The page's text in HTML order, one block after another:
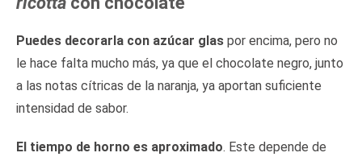
Puedes decorarla con azúcar glas por encima, pero no
le hace falta mucho más, ya que el chocolate negro, junto
a las notas cítricas de la naranja, ya aportan suficiente
intensidad de sabor.
El tiempo de horno es aproximado. Este depende de